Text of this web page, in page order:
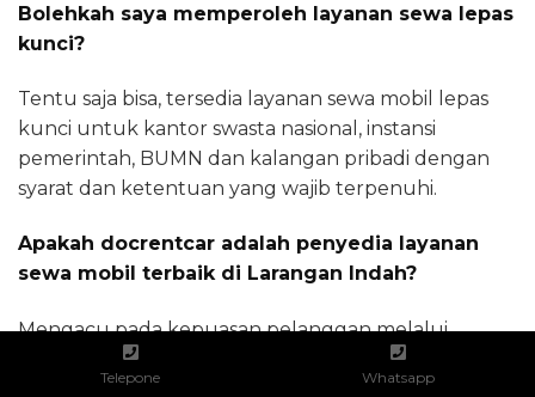
Bolehkah saya memperoleh layanan sewa lepas
kunci?
Tentu saja bisa, tersedia layanan sewa mobil lepas
kunci untuk kantor swasta nasional, instansi
pemerintah, BUMN dan kalangan pribadi dengan
syarat dan ketentuan yang wajib terpenuhi.
Apakah docrentcar adalah penyedia layanan
sewa mobil terbaik di Larangan Indah?
Mengacu pada kepuasan pelanggan melalui
testimoni yang diberikan sekaligus tersedianya
mobil 24 jam, kami pantas memperoleh predikat
Telepone Whatsapp